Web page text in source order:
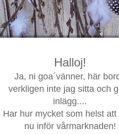
Halloj!
Ja, ni goa´vänner, här
verkligen inte jag sitta och
inlägg....
Har hur mycket som helst att
nu inför vårmarknaden!